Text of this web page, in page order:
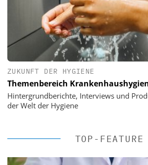
ZUKUNFT DER HYGIENE
Themenbereich
Hintergrundberichte, Interviews und
der Welt der Hygiene
TOP-FEATURE